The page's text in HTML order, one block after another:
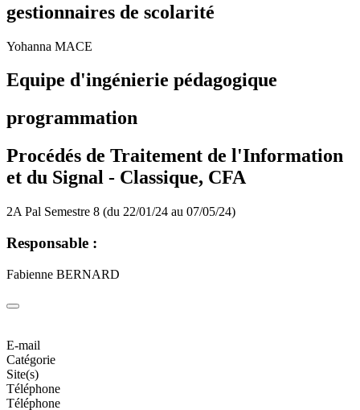
gestionnaires de scolarité
Yohanna MACE
Equipe d'ingénierie pédagogique
programmation
Procédés de Traitement de l'Information
et du Signal - Classique, CFA
2A Pal Semestre 8 (du 22/01/24 au 07/05/24)
Responsable :
Fabienne BERNARD
E-mail
Catégorie
Site(s)
Téléphone
Téléphone